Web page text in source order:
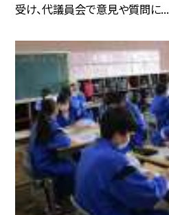
受け、代議員会で意見や質問に...